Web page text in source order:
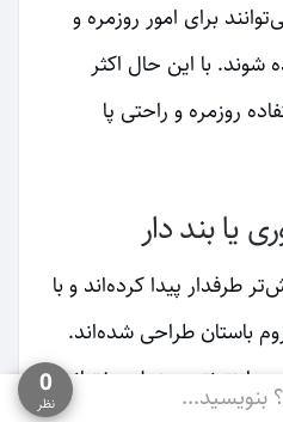
برای امور روزمره و
با این حال اکثر
روزمره و راحتی پا
یا بند دار
طرفدار پیدا کرده‌اند و با
باستان طراحی شده‌اند.
اینترنتی صندل دخترانه
بنویسید... 0
نظر